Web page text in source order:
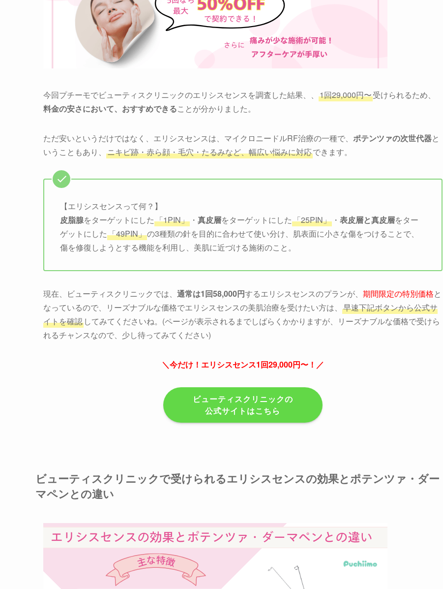
今回プチーモでビューティスクリニックのエリシスセンスを調査した結果、、 1回29,000円〜受けられるため、
料金の安さにおいて、おすすめできることが分かりました。
ただ安いというだけではなく、エリシスセンスは、マイクロニードルRF治療の一種で、 ポテンツァの次世代器と
いうこともあり、 ニキビ跡・赤ら顔・毛穴・たるみなど、幅広い悩みに対応できます。
【エリシスセンスって何？】
皮脂腺をターゲットにした「1PIN」 ・ 真皮層をターゲットにした「25PIN」 ・ 表皮層と真皮層をター
ゲットにした「49PIN」の3種類の針を目的に合わせて使い分け、肌表面に小さな傷をつけることで、
傷を修復しようとする機能を利用し、美肌に近づける施術のこと。
現在、ビューティスクリニックでは、 通常は1回58,000円するエリシスセンスのプランが、 期間限定の特別価格と
なっているので、リーズナブルな価格でエリシスセンスの美肌治療を受けたい方は、 早速下記ボタンから公式サ
イトを確認 してみてくださいね。(ページが表示されるまでしばらくかかりますが、リーズナブルな価格で受けら
れるチャンスなので、少し待ってみてください)
＼今だけ！エリシスセンス1回29,000円〜！／
ビューティスクリニックの
公式サイトはこちら
ビューティスクリニックで受けられるエリシスセンスの効果とポテンツァ・ダー
マペンとの違い